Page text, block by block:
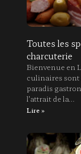
Toutes les
charcuterie
Bienvenue en
culinaires sont
paradis
l’attrait de la…
Lire »